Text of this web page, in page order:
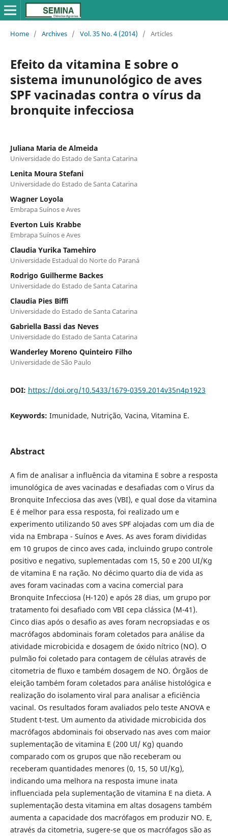
Home / Archives / Vol. 35 No. 4 (2014) / Articles
Efeito da vitamina E sobre o
sistema imununológico de aves
SPF vacinadas contra o vírus da
bronquite infecciosa
Juliana Maria de Almeida
Universidade do Estado de Santa Catarina
Lenita Moura Stefani
Universidade do Estado de Santa Catarina
Wagner Loyola
Embrapa Suínos e Aves
Everton Luis Krabbe
Embrapa Suínos e Aves
Claudia Yurika Tamehiro
Universidade Estadual do Norte do Paraná
Rodrigo Guilherme Backes
Universidade do Estado de Santa Catarina
Claudia Pies Biffi
Universidade do Estado de Santa Catarina
Gabriella Bassi das Neves
Universidade do Estado de Santa Catarina
Wanderley Moreno Quinteiro Filho
Universidade de São Paulo
DOI: https://doi.org/10.5433/1679-0359.2014v35n4p1923
Keywords: Imunidade, Nutrição, Vacina, Vitamina E.
Abstract
A fim de analisar a influência da vitamina E sobre a resposta
imunológica de aves vacinadas e desafiadas com o Vírus da
Bronquite Infecciosa das aves (VBI), e qual dose da vitamina
E é melhor para essa resposta, foi realizado um e
experimento utilizando 50 aves SPF alojadas com um dia de
vida na Embrapa - Suínos e Aves. As aves foram divididas
em 10 grupos de cinco aves cada, incluindo grupo controle
positivo e negativo, suplementadas com 15, 50 e 200 UI/Kg
de vitamina E na ração. No décimo quarto dia de vida as
aves foram vacinadas com a vacina comercial para
Bronquite Infecciosa (H-120) e após 28 dias, um grupo por
tratamento foi desafiado com VBI cepa clássica (M-41).
Cinco dias após o desafio as aves foram necropsiadas e os
macrófagos abdominais foram coletados para análise da
atividade microbicida e dosagem de óxido nítrico (NO). O
pulmão foi coletado para contagem de células através de
citometria de fluxo e também dosagem de NO. Órgãos de
eleição também foram coletados para análise histológica e
realização do isolamento viral para analisar a eficiência
vacinal. Os resultados foram avaliados pelo teste ANOVA e
Student t-test. Um aumento da atividade microbicida dos
macrófagos abdominais foi observado nas aves com maior
suplementação de vitamina E (200 UI/ Kg) quando
comparado com os grupos que não receberam ou
receberam quantidades menores (0, 15, 50 UI/Kg),
indicando uma melhora na resposta imune inata
influenciada pela suplementação de vitamina E na dieta. A
suplementação desta vitamina em altas dosagens também
aumenta a capacidade dos macrófagos em produzir NO. E,
através da citometria, sugere-se que os macrófagos são as